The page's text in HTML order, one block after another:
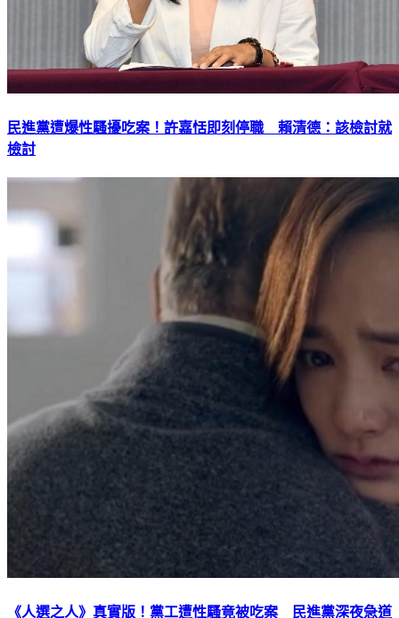
民進黨遭爆性騷擾吃案！許嘉恬即刻停職 賴清德：該檢討就
檢討
《人選之人》真實版！黨工遭性騷竟被吃案 民進黨深夜急道